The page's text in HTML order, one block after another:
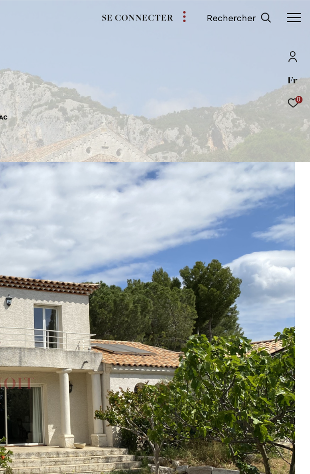
Fr
0
SE CONNECTER Rechercher